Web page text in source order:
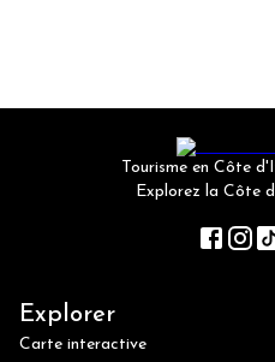
Tourisme en Côte
Explorez la Côte
Explorer
Carte interactive